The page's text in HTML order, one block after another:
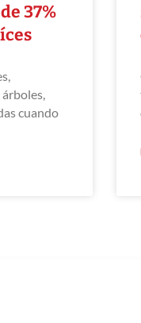
37%
cuando